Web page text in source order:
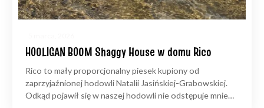
HOOLIGAN BOOM Shaggy House w domu Rico
Rico to mały proporcjonalny piesek kupiony od
zaprzyjaźnionej hodowli Natalii Jasińskiej-Grabowskiej.
Odkąd pojawił się w naszej hodowli nie odstępuje mnie…